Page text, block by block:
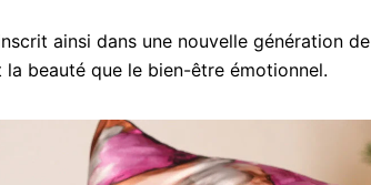
ainsi dans une nouvelle génération de
beauté que le bien-être émotionnel.